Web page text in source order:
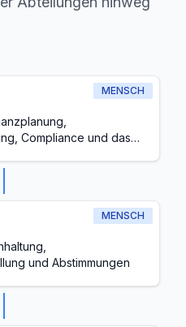
MENSCH
Compliance und das
MENSCH
und Abstimmungen